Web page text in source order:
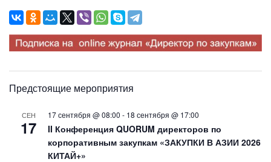
Предстоящие мероприятия
СЕН
17
17 сентября @ 08:00 - 18 сентября @ 17:00
II Конференция QUORUM директоров по
корпоративным закупкам «ЗАКУПКИ В АЗИИ 2026
КИТАЙ+»